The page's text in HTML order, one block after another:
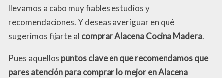
llevamos a cabo muy fiables estudios y
recomendaciones. Y deseas averiguar en qué
sugerimos fijarte al comprar Alacena Cocina Madera.
Pues aquellos puntos clave en que recomendamos que
pares atención para comprar lo mejor en Alacena